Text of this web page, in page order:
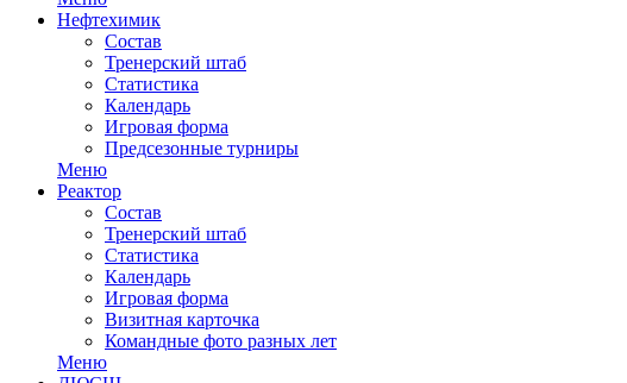
Нефтехимик
Состав
Тренерский штаб
Статистика
Календарь
Игровая форма
Предсезонные турниры
Меню
Реактор
Состав
Тренерский штаб
Статистика
Календарь
Игровая форма
Визитная карточка
Командные фото разных лет
Меню